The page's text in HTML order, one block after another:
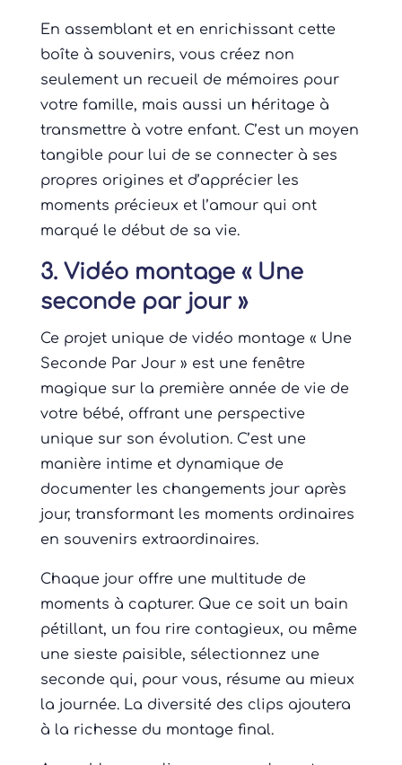
En assemblant et en enrichissant cette
boîte à souvenirs, vous créez non
seulement un recueil de mémoires pour
votre famille, mais aussi un héritage à
transmettre à votre enfant. C’est un moyen
tangible pour lui de se connecter à ses
propres origines et d’apprécier les
moments précieux et l’amour qui ont
marqué le début de sa vie.
3. Vidéo montage « Une
seconde par jour »
Ce projet unique de vidéo montage « Une
Seconde Par Jour » est une fenêtre
magique sur la première année de vie de
votre bébé, offrant une perspective
unique sur son évolution. C’est une
manière intime et dynamique de
documenter les changements jour après
jour, transformant les moments ordinaires
en souvenirs extraordinaires.
Chaque jour offre une multitude de
moments à capturer. Que ce soit un bain
pétillant, un fou rire contagieux, ou même
une sieste paisible, sélectionnez une
seconde qui, pour vous, résume au mieux
la journée. La diversité des clips ajoutera
à la richesse du montage final.